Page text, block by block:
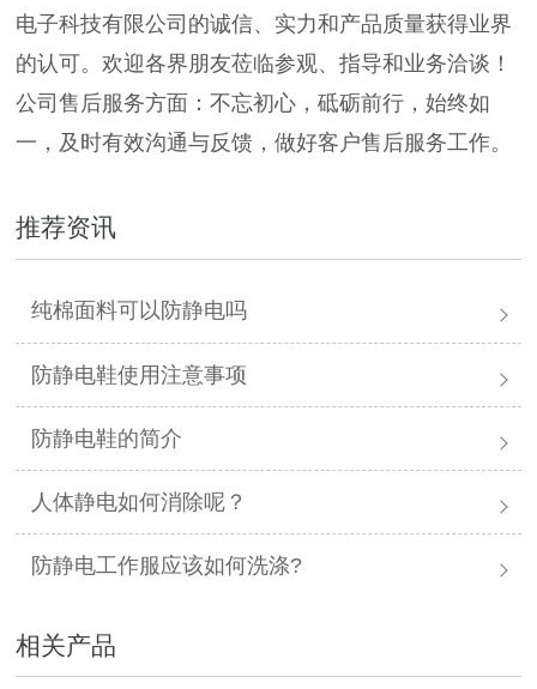
电子科技有限公司的诚信、实力和产品质量获得业界
的认可。欢迎各界朋友莅临参观、指导和业务洽谈！
公司售后服务方面：不忘初心，砥砺前行，始终如
一，及时有效沟通与反馈，做好客户售后服务工作。
推荐资讯
纯棉面料可以防静电吗
防静电鞋使用注意事项
防静电鞋的简介
人体静电如何消除呢？
防静电工作服应该如何洗涤?
相关产品